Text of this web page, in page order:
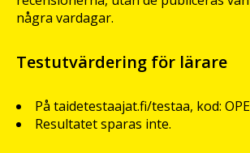
några vardagar.
Testutvärdering för lärare
På taidetestaajat.fi/testaa, kod:
Resultatet sparas inte.